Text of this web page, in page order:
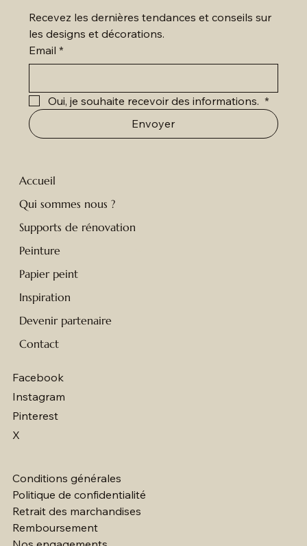
Accueil
Qui sommes nous ?
Supports de rénovation
Peinture
Papier peint
Inspiration
Devenir partenaire
Contact
Conditions générales
Politique de confidentialité
Retrait des marchandises
Remboursement
Facebook
Instagram
Pinterest
X
Recevez les dernières tendances et conseils sur
les designs et décorations.
Email *
Oui, je souhaite recevoir des informations. *
Envoyer